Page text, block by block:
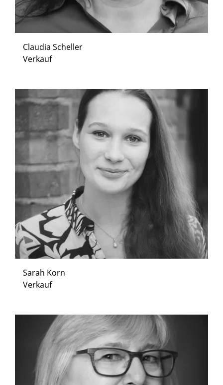
Claudia Scheller
Verkauf
Sarah Korn
Verkauf